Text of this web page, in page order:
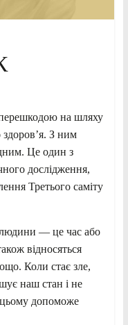
на шляху
здоров’я. З ним
Це один з
дослідження,
Третього саміту
— це час або
відносяться
Коли стає зле,
наш стан і не
цьому допоможе